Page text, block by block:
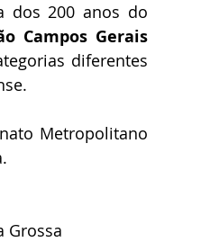
dos 200 anos do
Campos Gerais
diferentes
Metropolitano
Grossa